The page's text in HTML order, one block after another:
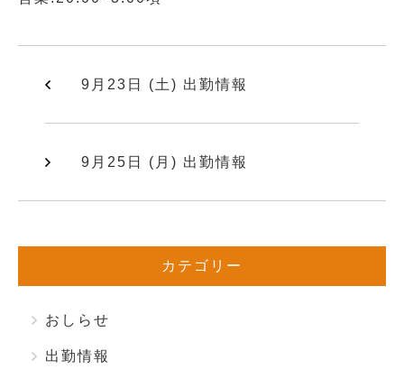
9月23日 (土) 出勤情報
9月25日 (月) 出勤情報
カテゴリー
おしらせ
出勤情報